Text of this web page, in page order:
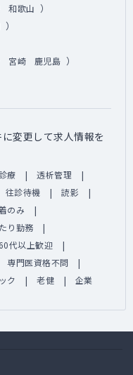
和歌山 ）
）
宮崎 鹿児島 ）
変更して求人情報を
療
透析管理
往診待機
読影
のみ
り勤務
60代以上歓迎
専門医資格不問
ク 老健 企業